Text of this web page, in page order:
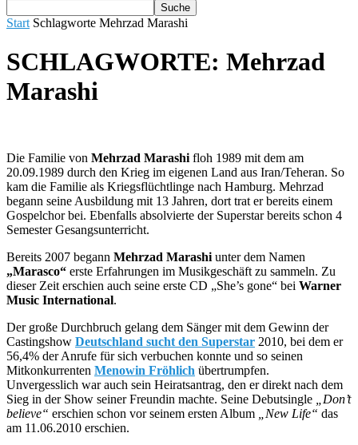
Start Schlagworte Mehrzad Marashi
SCHLAGWORTE: Mehrzad
Marashi
Die Familie von Mehrzad Marashi floh 1989 mit dem am
20.09.1989 durch den Krieg im eigenen Land aus Iran/Teheran. So
kam die Familie als Kriegsflüchtlinge nach Hamburg. Mehrzad
begann seine Ausbildung mit 13 Jahren, dort trat er bereits einem
Gospelchor bei. Ebenfalls absolvierte der Superstar bereits schon 4
Semester Gesangsunterricht.
Bereits 2007 begann Mehrzad Marashi unter dem Namen
„Marasco“ erste Erfahrungen im Musikgeschäft zu sammeln. Zu
dieser Zeit erschien auch seine erste CD „She’s gone“ bei Warner
Music International.
Der große Durchbruch gelang dem Sänger mit dem Gewinn der
Castingshow Deutschland sucht den Superstar 2010, bei dem er
56,4% der Anrufe für sich verbuchen konnte und so seinen
Mitkonkurrenten Menowin Fröhlich übertrumpfen.
Unvergesslich war auch sein Heiratsantrag, den er direkt nach dem
Sieg in der Show seiner Freundin machte. Seine Debutsingle
„Don’t
believe“ erschien schon vor seinem ersten Album „New Life“ das
am 11.06.2010 erschien.